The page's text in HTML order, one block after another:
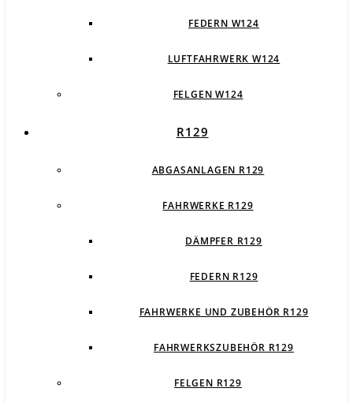
FEDERN W124
LUFTFAHRWERK W124
FELGEN W124
R129
ABGASANLAGEN R129
FAHRWERKE R129
DÄMPFER R129
FEDERN R129
FAHRWERKE UND ZUBEHÖR R129
FAHRWERKSZUBEHÖR R129
FELGEN R129